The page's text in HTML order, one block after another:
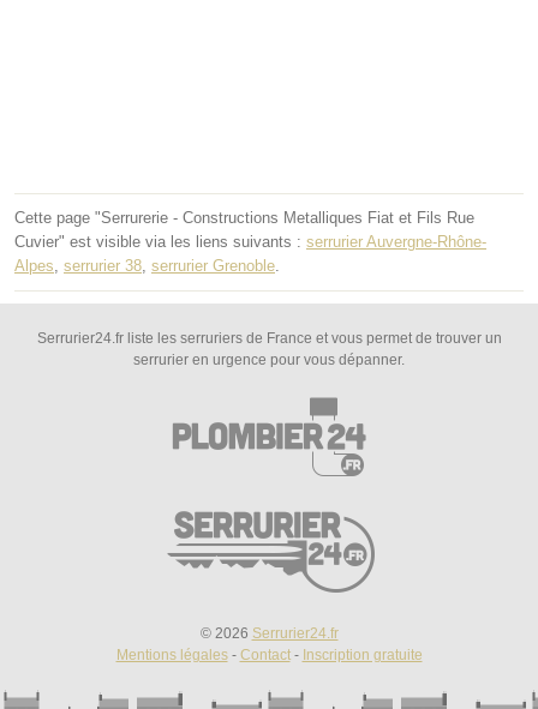
Cette page "Serrurerie - Constructions Metalliques Fiat et Fils Rue
Cuvier" est visible via les liens suivants : serrurier Auvergne-Rhône-
Alpes serrurier 38 serrurier Grenoble
Serrurier24.fr liste les serruriers de France et vous permet de trouver un
serrurier en urgence pour vous dépanner.
© 2026 Serrurier24.fr
Mentions légales- Contact- Inscription gratuite